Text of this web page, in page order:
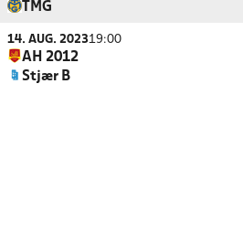
TMG
14. AUG. 202319:00
AH 2012
Stjær B